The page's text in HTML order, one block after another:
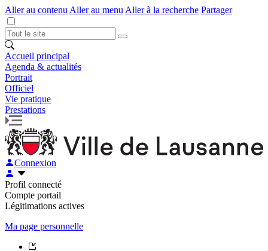
Aller au contenu Aller au menu Aller à la recherche Partager
Accueil principal
Agenda & actualités
Portrait
Officiel
Vie pratique
Prestations
Connexion
Profil connecté
Compte portail
Légitimations actives
Ma page personnelle